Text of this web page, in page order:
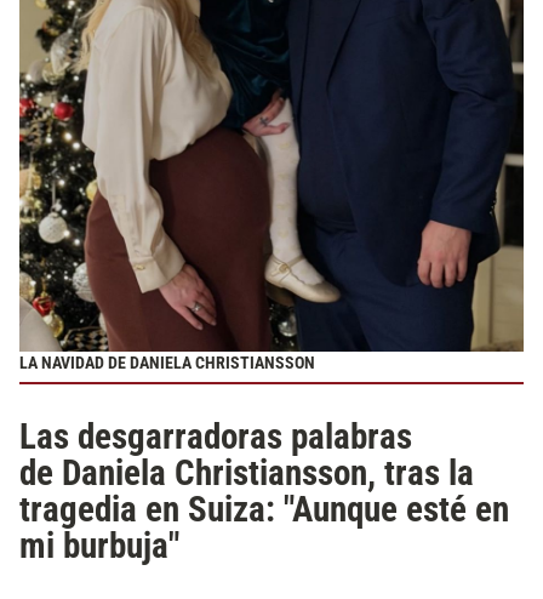
LA NAVIDAD DE DANIELA CHRISTIANSSON
Las desgarradoras palabras
de Daniela Christiansson, tras la
tragedia en Suiza: "Aunque esté en
mi burbuja"